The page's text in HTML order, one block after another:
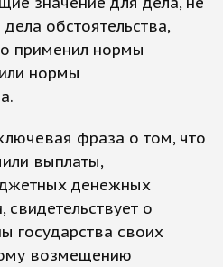
обстоятельства,
применил нормы
нормы
фраза о том, что
выплаты,
денежных
свидетельствует о
государства своих
возмещению